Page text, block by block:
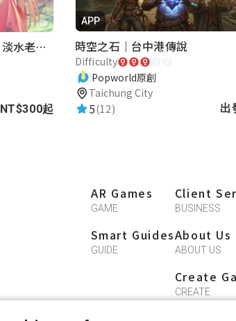
《再會滬尾-重返古戰場》｜淡水老街實境遊戲｜實體遊戲盒
NT$300起
APP
時空之石｜台中港傳說
Difficulty
Popworld原創
Taichung City
5(12) 出
AR Games
GAME
Smart Guides
GUIDE
Client
BUSINESS
About Us
ABOUT US
Create
CREATE